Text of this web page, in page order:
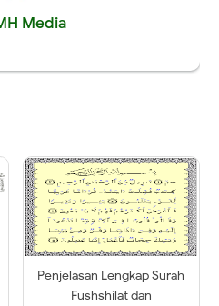
Media
Penjelasan Lengkap Surah
Fushshilat dan